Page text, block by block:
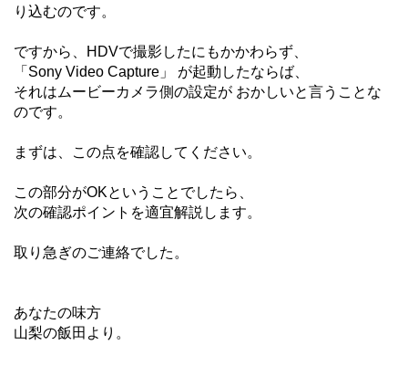
り込むのです。
ですから、HDVで撮影したにもかかわらず、
「Sony Video Capture」 が起動したならば、
それはムービーカメラ側の設定が おかしいと言うことな
のです。
まずは、この点を確認してください。
この部分がOKということでしたら、
次の確認ポイントを適宜解説します。
取り急ぎのご連絡でした。
あなたの味方
山梨の飯田より。